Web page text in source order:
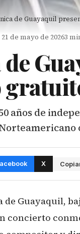
de Guayaquil
de mayo de 20263
años de
X
de Guayaquil,
concierto